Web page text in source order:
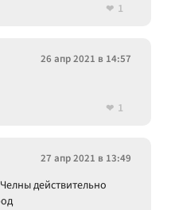
1
26 апр 2021 в 14:57
1
27 апр 2021 в 13:49
действительно